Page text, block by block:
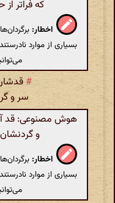
که فراتر
اخطار:
بسیاری از موارد
#
سر و
هوش مصنوعی: قد
و
اخطار:
بسیاری از موارد